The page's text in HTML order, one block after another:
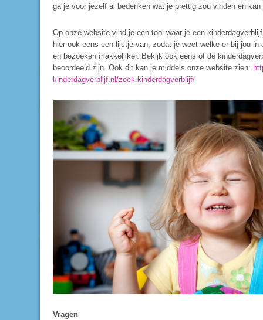
ga je voor jezelf al bedenken wat je prettig zou vinden en
Op onze website vind je een tool waar je een
hier ook eens een lijstje van, zodat je weet welke er bij jou
en bezoeken makkelijker. Bekijk ook eens of de
beoordeeld zijn. Ook dit kan je middels onze website zien:
kinderdagverblijf.nl/zoek-kinderdagverblijf/
Vragen